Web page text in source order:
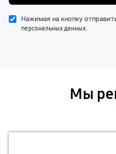
Нажимая на кнопку
персональных данных.
Мы